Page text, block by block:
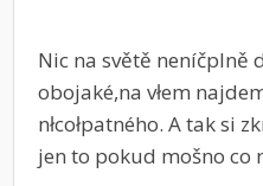
Nic na světě neníčplně
obojaké,na vłem
nłcołpatného. A tak si
jen to pokud mošno co